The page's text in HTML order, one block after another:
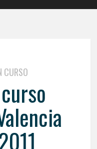
CURSO